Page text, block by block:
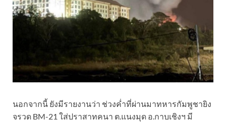
นอกจากนี้ ยังมีรายงานว่า ช่วงค่ำที่ผ่านมาทหารกัมพูชายิง
จรวด BM-21 ใส่ปราสาทคนา ต.แนงมุด อ.กาบเชิงฯ มี